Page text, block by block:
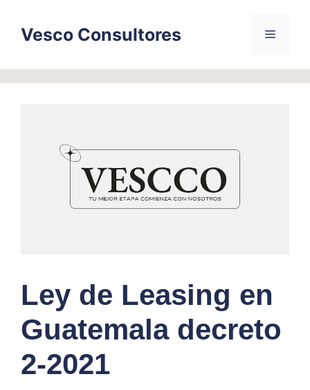
contentVesco Consultores Menu
Ley de Leasing en
Guatemala decreto
2-2021